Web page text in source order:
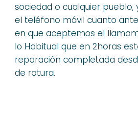
sociedad o cualquier
el teléfono móvil cuanto
en que aceptemos el
lo Habitual que en 2horas
reparación completada
de rotura.